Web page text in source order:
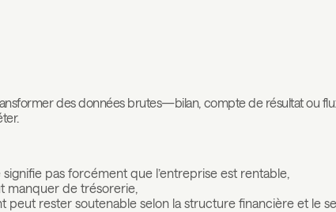
des données brutes—bilan, compte de résultat ou
pas forcément que l’entreprise est rentable,
manquer de trésorerie,
peut rester soutenable selon la structure financière et le